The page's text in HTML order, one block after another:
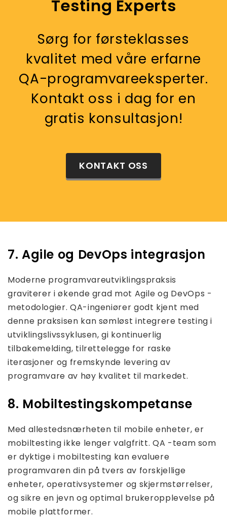
Testing Experts
Sørg for førsteklasses
kvalitet med våre erfarne
QA-programvareeksperter.
Kontakt oss i dag for en
gratis konsultasjon!
KONTAKT OSS
7. Agile og DevOps integrasjon
Moderne programvareutviklingspraksis
graviterer i økende grad mot Agile og DevOps -
metodologier. QA-ingeniører godt kjent med
denne praksisen kan sømløst integrere testing i
utviklingslivssyklusen, gi kontinuerlig
tilbakemelding, tilrettelegge for raske
iterasjoner og fremskynde levering av
programvare av høy kvalitet til markedet.
8. Mobiltestingskompetanse
Med allestedsnærheten til mobile enheter, er
mobiltesting ikke lenger valgfritt. QA -team som
er dyktige i mobiltesting kan evaluere
programvaren din på tvers av forskjellige
enheter, operativsystemer og skjermstørrelser,
og sikre en jevn og optimal brukeropplevelse på
mobile plattformer.